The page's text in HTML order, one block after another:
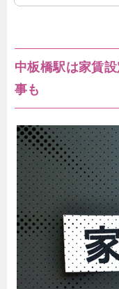
中板橋駅は家賃
事も